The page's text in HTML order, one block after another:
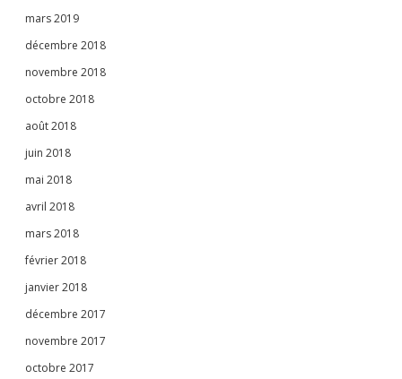
mars 2019
décembre 2018
novembre 2018
octobre 2018
août 2018
juin 2018
mai 2018
avril 2018
mars 2018
février 2018
janvier 2018
décembre 2017
novembre 2017
octobre 2017